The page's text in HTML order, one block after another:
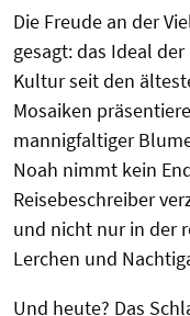
Die Freude an der
gesagt: das Ideal
Kultur seit den
Mosaiken
mannigfaltiger
Noah nimmt kein
Reisebeschreiber
und nicht nur in der
Lerchen und
Und heute? Das